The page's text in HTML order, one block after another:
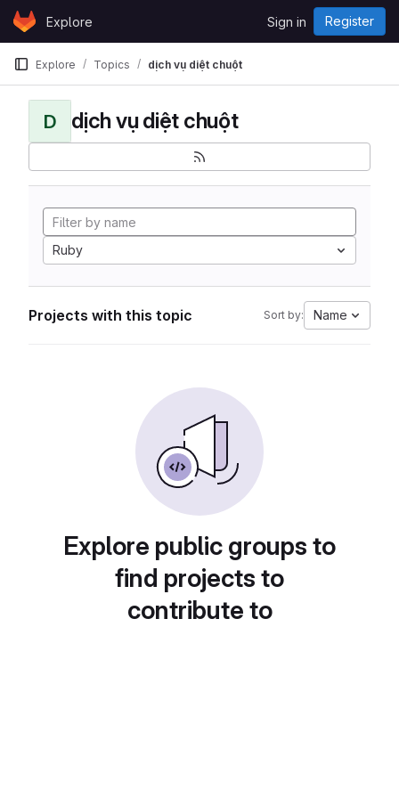
Skip to content
GitLabExplore Sign in Register
Explore Topics dịch vụ diệt chuột
D dịch vụ diệt chuột
Ruby
Projects with this topic Sort by: Name
Explore public groups to
find projects to
contribute to